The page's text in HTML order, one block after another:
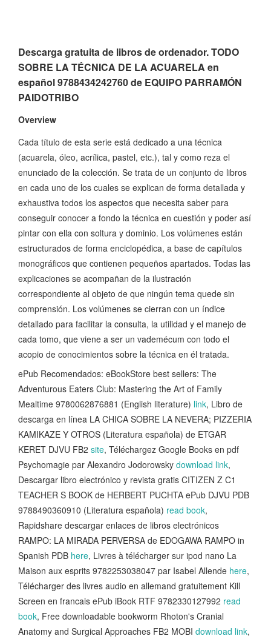
Descarga gratuita de libros de ordenador. TODO
SOBRE LA TÉCNICA DE LA ACUARELA en
español 9788434242760 de EQUIPO PARRAMÓN
PAIDOTRIBO
Overview
Cada título de esta serie está dedicado a una técnica
(acuarela, óleo, acrílica, pastel, etc.), tal y como reza el
enunciado de la colección. Se trata de un conjunto de libros
en cada uno de los cuales se explican de forma detallada y
exhaustiva todos los aspectos que necesita saber para
conseguir conocer a fondo la técnica en cuestión y poder así
pintar con ella con soltura y dominio. Los volúmenes están
estructurados de forma enciclopédica, a base de capítulos
monográficos que contienen pequeños apartados. Todas las
explicaciones se acompañan de la ilustración
correspondiente al objeto de que ningún tema quede sin
comprensión. Los volúmenes se cierran con un índice
detallado para facilitar la consulta, la utilidad y el manejo de
cada tomo, que viene a ser un vademécum con todo el
acopio de conocimientos sobre la técnica en él tratada.
ePub Recomendados: eBookStore best sellers: The
Adventurous Eaters Club: Mastering the Art of Family
Mealtime 9780062876881 (English literature) link, Libro de
descarga en línea LA CHICA SOBRE LA NEVERA; PIZZERIA
KAMIKAZE Y OTROS (Literatura española) de ETGAR
KERET DJVU FB2 site, Téléchargez Google Books en pdf
Psychomagie par Alexandro Jodorowsky download link,
Descargar libro electrónico y revista gratis CITIZEN Z C1
TEACHER S BOOK de HERBERT PUCHTA ePub DJVU PDB
9788490360910 (Literatura española) read book,
Rapidshare descargar enlaces de libros electrónicos
RAMPO: LA MIRADA PERVERSA de EDOGAWA RAMPO in
Spanish PDB here, Livres à télécharger sur ipod nano La
Maison aux esprits 9782253038047 par Isabel Allende here,
Télécharger des livres audio en allemand gratuitement Kill
Screen en francais ePub iBook RTF 9782330127992 read
book, Free downloadable bookworm Rhoton's Cranial
Anatomy and Surgical Approaches FB2 MOBI download link,